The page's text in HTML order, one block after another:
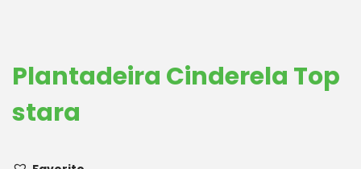
Plantadeira Cinderela Top
stara